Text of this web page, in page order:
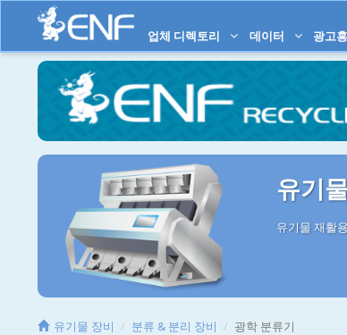
업체 디렉토리 데이터 광고
유기
유기물 재활
유기물 장비 분류 & 분리 장비 광학 분류기